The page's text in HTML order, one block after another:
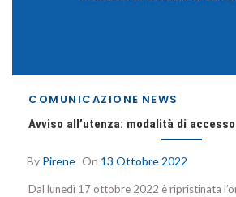
COMUNICAZIONE NEWS
Avviso all’utenza: modalità di
By Pirene On 13 Ottobre 2022
Dal lunedì 17 ottobre 2022 è ripristinata